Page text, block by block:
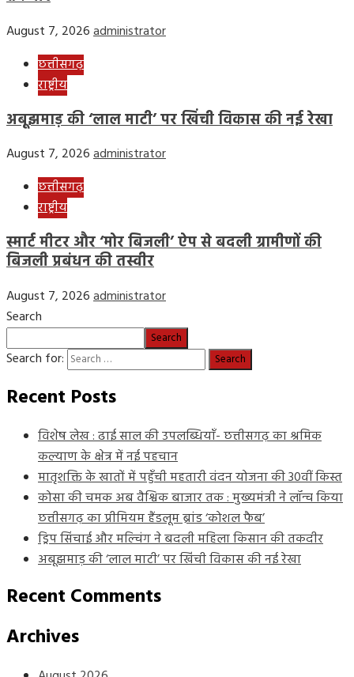
August 7, 2026administrator
छत्तीसगढ़
राष्ट्रीय
अबूझमाड़ की ‘लाल माटी’ पर खिंची विकास की नई रेखा
August 7, 2026administrator
छत्तीसगढ़
राष्ट्रीय
स्मार्ट मीटर और ‘मोर बिजली’ ऐप से बदली ग्रामीणों की
बिजली प्रबंधन की तस्वीर
August 7, 2026administrator
Search
Search
Search for:
Recent Posts
विशेष लेख : ढाई साल की उपलब्धियाँ- छत्तीसगढ़ का श्रमिक
कल्याण के क्षेत्र में नई पहचान
मातृशक्ति के खातों में पहुँची महतारी वंदन योजना की 30वीं किस्त
कोसा की चमक अब वैश्विक बाजार तक : मुख्यमंत्री ने लॉन्च किया
छत्तीसगढ़ का प्रीमियम हैंडलूम ब्रांड ‘कोशल फैब’
ड्रिप सिंचाई और मल्चिंग ने बदली महिला किसान की तकदीर
अबूझमाड़ की ‘लाल माटी’ पर खिंची विकास की नई रेखा
Recent Comments
Archives